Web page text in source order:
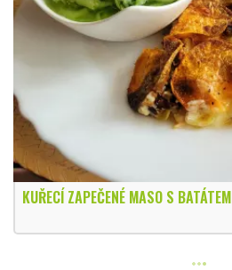
KUŘECÍ ZAPEČENÉ MASO S BATÁTEM